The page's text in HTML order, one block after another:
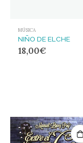
MÚSICA
NIÑO DE ELCHE
18,00€